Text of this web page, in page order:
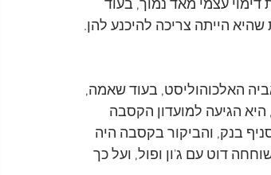
ובעלת דימוי עצמי מאד נמוך, בעוד
שהיא הייתה צריכה להיכנע להן.
מצד אביה האלכוהוליסט, בעוד שאמה,
שהייתה מאד מרוחקת רגשית, לא הייתה שם בשבילה. באוגוסט 1959, היא הגיעה למועדון הקסבה
בנק, והביקור בקסבה היה
דוט עם ג'ון ופול, ועל כך